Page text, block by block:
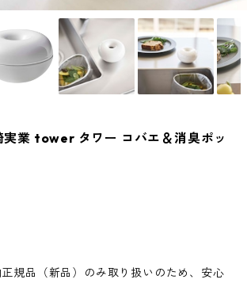
実業 tower タワー コバエ＆消臭ポッ
規品（新品）のみ取り扱いのため、安心